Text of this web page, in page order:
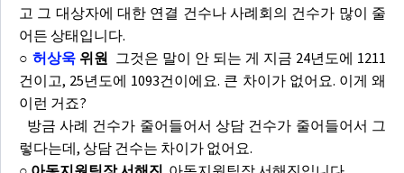
고 그 대상자에 대한 연결 건수나 사례회의 건수가 많이 줄
어든 상태입니다.
○ 허상욱 위원 그것은 말이 안 되는 게 지금 24년도에 1211
건이고, 25년도에 1093건이에요. 큰 차이가 없어요. 이게 왜
이런 거죠?
방금 사례 건수가 줄어들어서 상담 건수가 줄어들어서 그
렇다는데, 상담 건수는 차이가 없어요.